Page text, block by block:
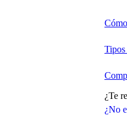
¿No
¿Te